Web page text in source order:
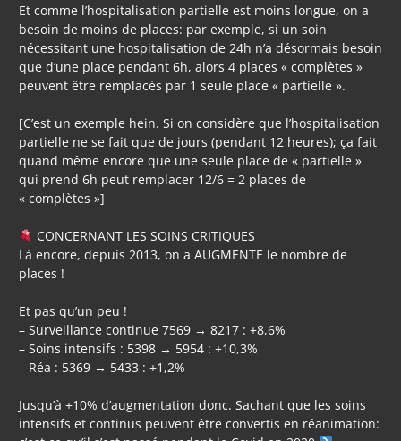
Et comme l’hospitalisation partielle est moins longue, on a
besoin de moins de places: par exemple, si un soin
nécessitant une hospitalisation de 24h n’a désormais besoin
que d’une place pendant 6h, alors 4 places « complètes »
peuvent être remplacés par 1 seule place « partielle ».
[C’est un exemple hein. Si on considère que l’hospitalisation
partielle ne se fait que de jours (pendant 12 heures); ça fait
quand même encore que une seule place de « partielle »
qui prend 6h peut remplacer 12/6 = 2 places de
« complètes »]
CONCERNANT LES SOINS CRITIQUES
Là encore, depuis 2013, on a AUGMENTE le nombre de
places !
Et pas qu’un peu !
– Surveillance continue 7569 → 8217 : +8,6%
– Soins intensifs : 5398 → 5954 : +10,3%
– Réa : 5369 → 5433 : +1,2%
Jusqu’à +10% d’augmentation donc. Sachant que les soins
intensifs et continus peuvent être convertis en réanimation: